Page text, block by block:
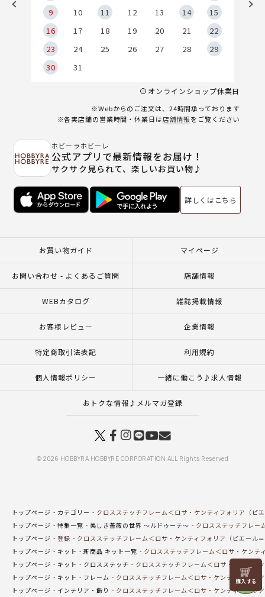
リリヤン
フェア
9
10 11 12 13 14
15
16
17 18 19 20 21
22
23
24 25 26 27 28
29
30
31
オンラインショップ休業日
※Webからのご注文は、24時間承っております
※各実店舗の営業時間・休業日は店舗情報をご覧ください
ホビーラホビーレ
公式アプリで最新情報をお届け！
サクサク見られて、楽しいお買い物♪
詳しくはこちら
お買い物ガイド マイページ
お問い合わせ - よくあるご質問 店舗情報
WEBカタログ 雑誌掲載情報
お客様レビュー 企業情報
特定商取引法表記 利用規約
個人情報ポリシー 一緒に働こう♪求人情報
おトクな情報♪メルマガ登録
© 2026 HOBBYRA HOBBYRE CORPORATION ALL Rights Reserved
トップページ カテゴリー
クロスステッチフレーム＜ロサ・ケンティフォリア（ピ
トップページ
特集一覧 美しき薔薇の世界 ～ルドゥーテ～
クロスステッチフレー
トップページ
登録
クロスステッチフレーム＜ロサ・ケンティフォリア（ピエール
トップページ
キット 新商品 キット一覧
クロスステッチフレーム＜ロサ・ケン
トップページ
キット クロスステッチ
クロスステッチフレーム＜ロサ・ケンティ
トップページ
キット フレーム
クロスステッチフレーム＜ロサ・ケンティフォリ
トップページ
インテリア・飾り クロスステッチフレーム＜ロサ・ケンティフォリ